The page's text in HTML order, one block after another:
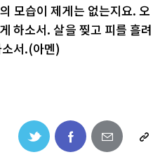
모습이 제게는 없는지요. 오
하소서. 살을 찢고 피를 흘려
서.(아멘)